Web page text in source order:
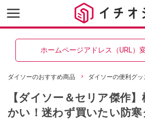
ホームページアドレス（URL）
ダイソーのおすすめ商品 ダイソーの便利グッ
【ダイソー＆セリア傑作
かい！迷わず買いたい防